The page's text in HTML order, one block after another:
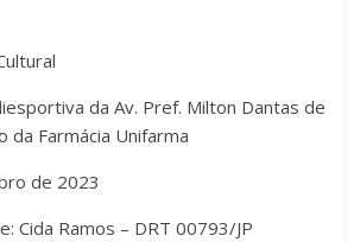
da Av. Pref. Milton Dantas de
da Farmácia Unifarma
de 2023
Cida Ramos – DRT 00793/JP